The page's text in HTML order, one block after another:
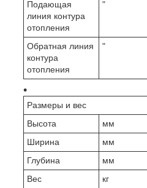
Подающая
линия контура
отопления
"
Обратная линия
контура
отопления
"
Размеры и вес
Высота
мм
Ширина
мм
Глубина
мм
Вес
кг